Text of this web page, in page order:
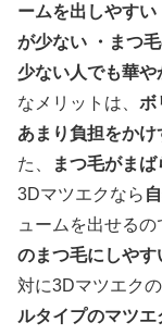
ームを出しやすい
が少ない
・まつ
少ない人でも華
なメリットは、 ボ
あまり負担をか
た、
まつ毛がま
3Dマツエクなら
ュームを出せるの
のまつ毛にしやす
対に3Dマツエクの
ルタイプのマツ